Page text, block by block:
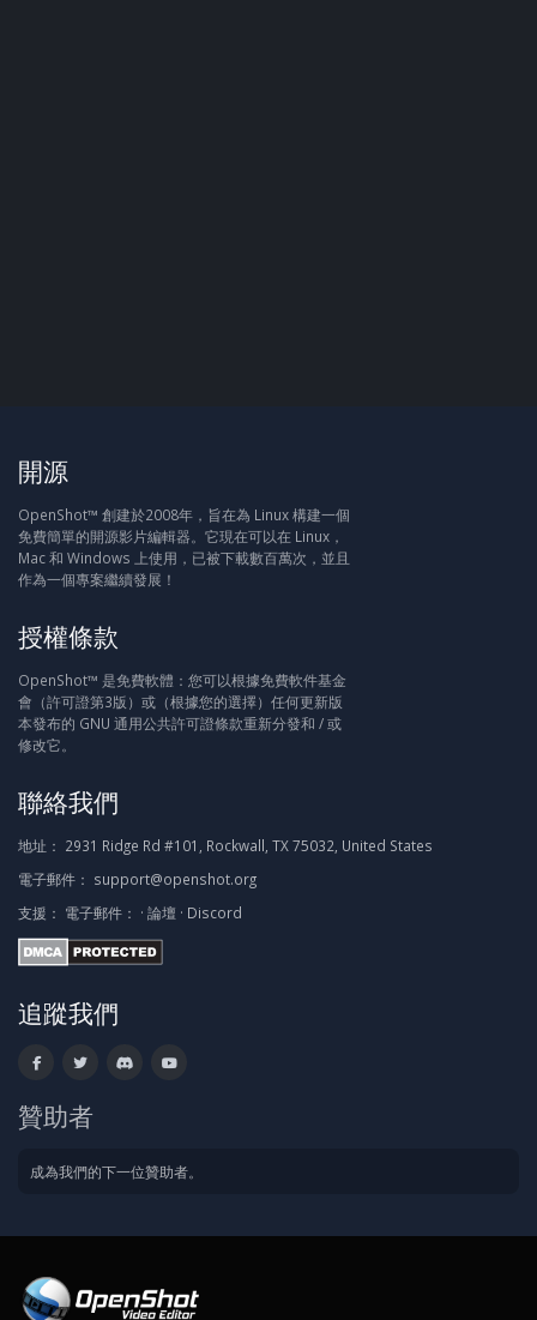
開源
OpenShot™ 創建於2008年，旨在為 Linux 構建一個
免費簡單的開源影片編輯器。它現在可以在 Linux，
Mac 和 Windows 上使用，已被下載數百萬次，並且
作為一個專案繼續發展！
授權條款
OpenShot™ 是免費軟體：您可以根據免費軟件基金
會（許可證第3版）或（根據您的選擇）任何更新版
本發布的 GNU 通用公共許可證條款重新分發和 / 或
修改它。
聯絡我們
地址： 2931 Ridge Rd #101, Rockwall, TX 75032, United States
電子郵件： support@openshot.org
支援： 電子郵件： · 論壇 · Discord
追蹤我們
贊助者
成為我們的下一位贊助者。